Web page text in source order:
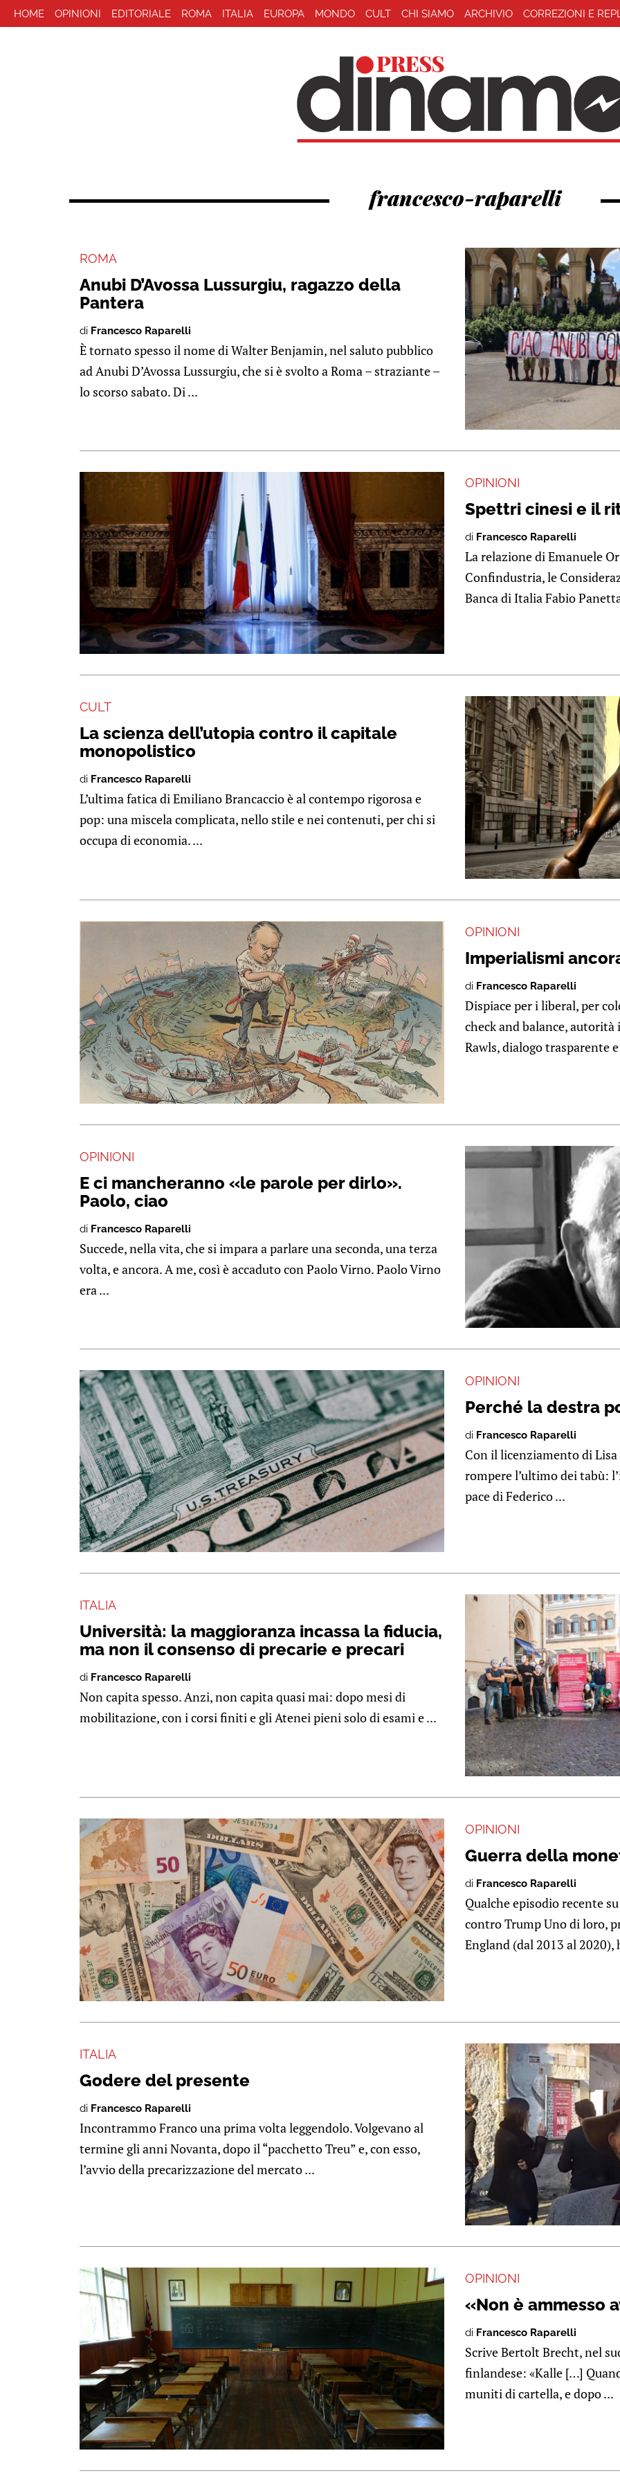
HOME OPINIONI EDITORIALE ROMA ITALIA EUROPA MONDO CULT CHI SIAMO ARCHIVIO CORREZIONI E
francesco-raparelli
ROMA
Anubi D’Avossa Lussurgiu, ragazzo della
Pantera
di Francesco Raparelli
È tornato spesso il nome di Walter Benjamin, nel saluto pubblico
ad Anubi D’Avossa Lussurgiu, che si è svolto a Roma – straziante –
lo scorso sabato. Di ...
OPINIONI
Spettri cinesi e il
di Francesco Raparelli
La relazione di Emanuele
Confindustria, le
Banca di Italia Fabio
CULT
La scienza dell’utopia contro il capitale
monopolistico
di Francesco Raparelli
L’ultima fatica di Emiliano Brancaccio è al contempo rigorosa e
pop: una miscela complicata, nello stile e nei contenuti, per chi si
occupa di economia. ...
OPINIONI
Imperialismi
di Francesco Raparelli
Dispiace per i liberal, per
check and balance,
Rawls, dialogo trasparente
OPINIONI
E ci mancheranno «le parole per dirlo».
Paolo, ciao
di Francesco Raparelli
Succede, nella vita, che si impara a parlare una seconda, una terza
volta, e ancora. A me, così è accaduto con Paolo Virno. Paolo Virno
era ...
OPINIONI
Perché la destra
di Francesco Raparelli
Con il licenziamento di
rompere l’ultimo dei tabù:
pace di Federico ...
ITALIA
Università: la maggioranza incassa la fiducia,
ma non il consenso di precarie e precari
di Francesco Raparelli
Non capita spesso. Anzi, non capita quasi mai: dopo mesi di
mobilitazione, con i corsi finiti e gli Atenei pieni solo di esami e ...
OPINIONI
Guerra della
di Francesco Raparelli
Qualche episodio recente
contro Trump Uno di loro,
England (dal 2013 al 2020),
ITALIA
Godere del presente
di Francesco Raparelli
Incontrammo Franco una prima volta leggendolo. Volgevano al
termine gli anni Novanta, dopo il “pacchetto Treu” e, con esso,
l’avvio della precarizzazione del mercato ...
OPINIONI
«Non è ammesso
di Francesco Raparelli
Scrive Bertolt Brecht, nel
finlandese: «Kalle […]
muniti di cartella, e dopo ...